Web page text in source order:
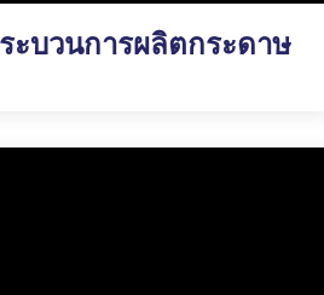
ระบวนการผลิตกระดาษ